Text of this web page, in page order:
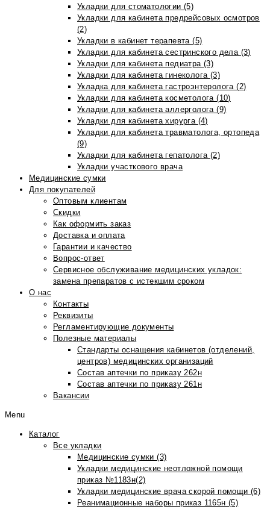
Укладки для стоматологии (5)
Укладки для кабинета предрейсовых осмотров
(2)
Укладки в кабинет терапевта (5)
Укладки для кабинета сестринского дела (3)
Укладки для кабинета педиатра (3)
Укладки для кабинета гинеколога (3)
Укладка для кабинета гастроэнтеролога (2)
Укладки для кабинета косметолога (10)
Укладки для кабинета аллерголога (9)
Укладки для кабинета хирурга (4)
Укладки для кабинета травматолога, ортопеда
(9)
Укладки для кабинета гепатолога (2)
Укладки участкового врача
Медицинские сумки
Для покупателей
Оптовым клиентам
Скидки
Как оформить заказ
Доставка и оплата
Гарантии и качество
Вопрос-ответ
Сервисное обслуживание медицинских укладок:
замена препаратов с истекшим сроком
О нас
Контакты
Реквизиты
Регламентирующие документы
Полезные материалы
Стандарты оснащения кабинетов (отделений,
центров) медицинских организаций
Состав аптечки по приказу 262н
Состав аптечки по приказу 261н
Вакансии
Menu
Каталог
Все укладки
Медицинские сумки (3)
Укладки медицинские неотложной помощи
приказ №1183н(2)
Укладки медицинские врача скорой помощи (6)
Реанимационные наборы приказ 1165н (5)